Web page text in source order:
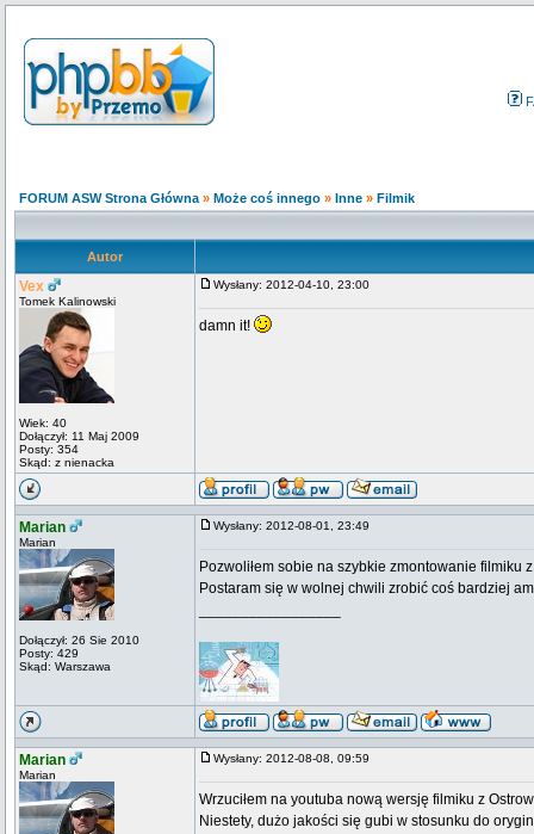
FORUM ASW Strona Główna » Może coś innego » Inne » Filmik
Autor
Vex
Tomek Kalinowski
Wiek: 40
Dołączył: 11 Maj 2009
Posty: 354
Skąd: z nienacka
Wysłany: 2012-04-10, 23:00
damn it!
Marian
Marian
Dołączył: 26 Sie 2010
Posty: 429
Skąd: Warszawa
Wysłany: 2012-08-01, 23:49
Pozwoliłem sobie na szybkie zmontowanie filmiku
Postaram się w wolnej chwili zrobić coś bardziej
Marian
Marian
Wysłany: 2012-08-08, 09:59
Wrzuciłem na youtuba nową wersję filmiku z
Niestety, dużo jakości się gubi w stosunku do